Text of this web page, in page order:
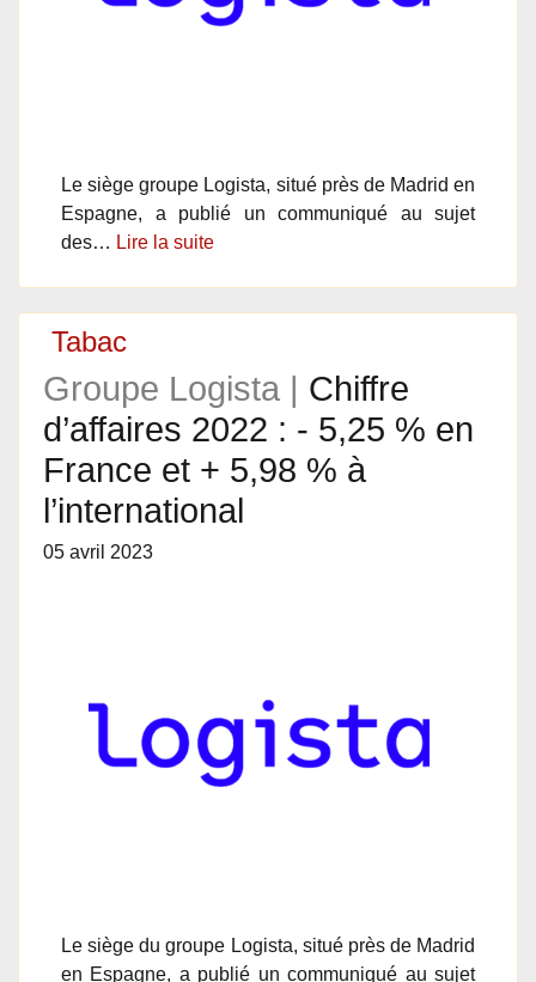
Le siège groupe Logista, situé près de Madrid en
Espagne, a publié un communiqué au sujet
des… Lire la suite
Tabac
Groupe Logista | Chiffre
d’affaires 2022 : - 5,25 % en
France et + 5,98 % à
l’international
05 avril 2023
Le siège du groupe Logista, situé près de Madrid
en Espagne, a publié un communiqué au sujet